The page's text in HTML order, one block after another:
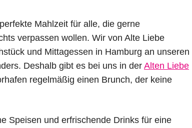
Mahlzeit für alle, die gerne
verpassen wollen. Wir von Alte Liebe
und Mittagessen in Hamburg an unseren
Deshalb gibt es bei uns in der Alten Liebe
regelmäßig einen Brunch, der keine
Speisen und erfrischende Drinks für eine